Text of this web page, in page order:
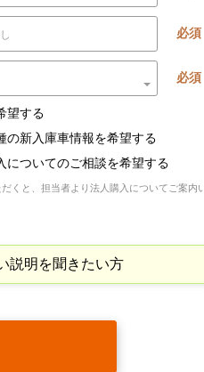
必須
必須
望する
の新入庫車情報を希望する
についてのご相談を希望する
くと、担当者より法人購入についてご案内
説明を聞きたい方